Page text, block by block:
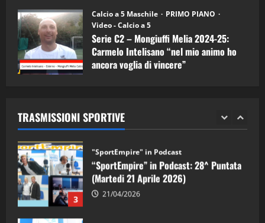
Calcio a 5 Maschile
PRIMO PIANO
Video - Calcio a 5
Serie C2 – Mongiuffi Melia 2024-25:
Carmelo Intelisano “nel mio animo ho
ancora voglia di vincere”
TRASMISSIONI SPORTIVE
1
“SportEmpire” in Podcast: 30^ Puntata
(Martedi 05 Maggio 2026)
08/05/2026
2 28/04/2026
3
"SportEmpire" in Podcast
“SportEmpire” in Podcast: 28^ Puntata
(Martedi 21 Aprile 2026)
21/04/2026